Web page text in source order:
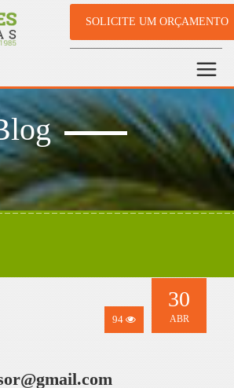
SOLICITE UM ORÇAMENTO
94
30
ABR